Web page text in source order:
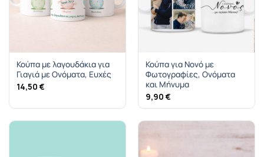
Κούπα με λαγουδάκια για
Γιαγιά με Ονόματα, Ευχές
14,50 €
Κούπα για Νονό με
Φωτογραφίες, Ονόματα
και Μήνυμα
9,90 €